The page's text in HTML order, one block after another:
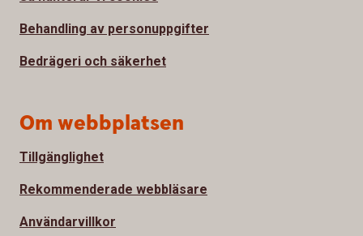
Behandling av personuppgifter
Bedrägeri och säkerhet
Om webbplatsen
Tillgänglighet
Rekommenderade webbläsare
Användarvillkor